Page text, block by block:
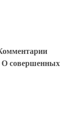
О совершенных